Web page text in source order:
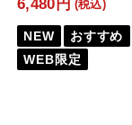
6,480円 (税込)
NEW
おすすめ
WEB限定